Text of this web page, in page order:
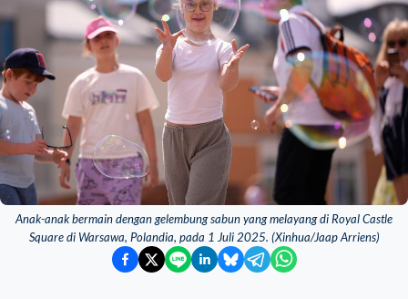
Anak-anak bermain dengan gelembung sabun yang melayang di Royal Castle
Square di Warsawa, Polandia, pada 1 Juli 2025. (Xinhua/Jaap Arriens)